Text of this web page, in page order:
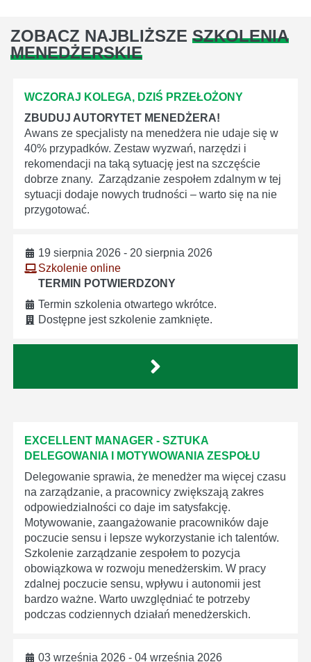
ZOBACZ NAJBLIŻSZE SZKOLENIA
MENEDŻERSKIE
WCZORAJ KOLEGA, DZIŚ PRZEŁOŻONY
ZBUDUJ AUTORYTET MENEDŻERA!
Awans ze specjalisty na menedżera nie udaje się w
40% przypadków. Zestaw wyzwań, narzędzi i
rekomendacji na taką sytuację jest na szczęście
dobrze znany. Zarządzanie zespołem zdalnym w tej
sytuacji dodaje nowych trudności – warto się na nie
przygotować.
19 sierpnia 2026 - 20 sierpnia 2026
Szkolenie online
TERMIN POTWIERDZONY
Termin szkolenia otwartego wkrótce.
Dostępne jest szkolenie zamknięte.
EXCELLENT MANAGER - SZTUKA
DELEGOWANIA I MOTYWOWANIA ZESPOŁU
Delegowanie sprawia, że menedżer ma więcej czasu
na zarządzanie, a pracownicy zwiększają zakres
odpowiedzialności co daje im satysfakcję.
Motywowanie, zaangażowanie pracowników daje
poczucie sensu i lepsze wykorzystanie ich talentów.
Szkolenie zarządzanie zespołem to pozycja
obowiązkowa w rozwoju menedżerskim. W pracy
zdalnej poczucie sensu, wpływu i autonomii jest
bardzo ważne. Warto uwzględniać te potrzeby
podczas codziennych działań menedżerskich.
03 września 2026 - 04 września 2026